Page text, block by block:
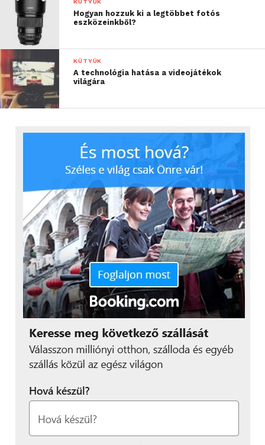
Hogyan hozzuk ki a legtöbbet fotós
eszközeinkből?
KÜTYÜK
A technológia hatása a videojátékok
világára